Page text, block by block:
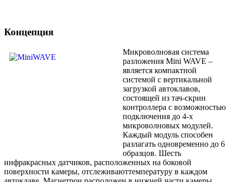
Концепция
Микроволновая система
разложения Mini WAVE –
является компактной
системой с вертикальной
загрузкой автоклавов,
состоящей из тач-скрин
контроллера с возможностью
подключения до 4-х
микроволновых модулей.
Каждый модуль способен
разлагать одновременно до 6
образцов. Шесть
инфракрасных датчиков, расположенных на боковой
поверхности камеры, отслеживаюттемпературу в каждом